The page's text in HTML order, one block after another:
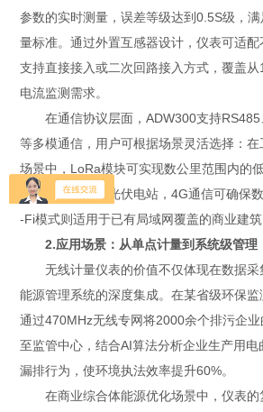
参数的实时测量，误差等级达到0.5S级，
量标准。通过外置互感器设计，仪表可适配
支持直接接入或二次回路接入方式，覆盖
电流监测需求。
在通信协议层面，ADW300支持RS485
等多模通信，用户可根据场景灵活选择：
场景中，LoRa模块可实现数公里范围内的
程监控的分布式光伏电站，4G通信可确保
-Fi模式则适用于已有局域网覆盖的商业建筑
2.应用场景：从单点计量到系统级管理
无线计量仪表的价值不仅体现在数据采
能源管理系统的深度集成。在某省级环保
通过470MHz无线专网将2000余个排污企
至监管中心，结合AI算法分析企业生产用
漏排行为，使环境执法效率提升60%。
在商业综合体能源优化场景中，仪表的